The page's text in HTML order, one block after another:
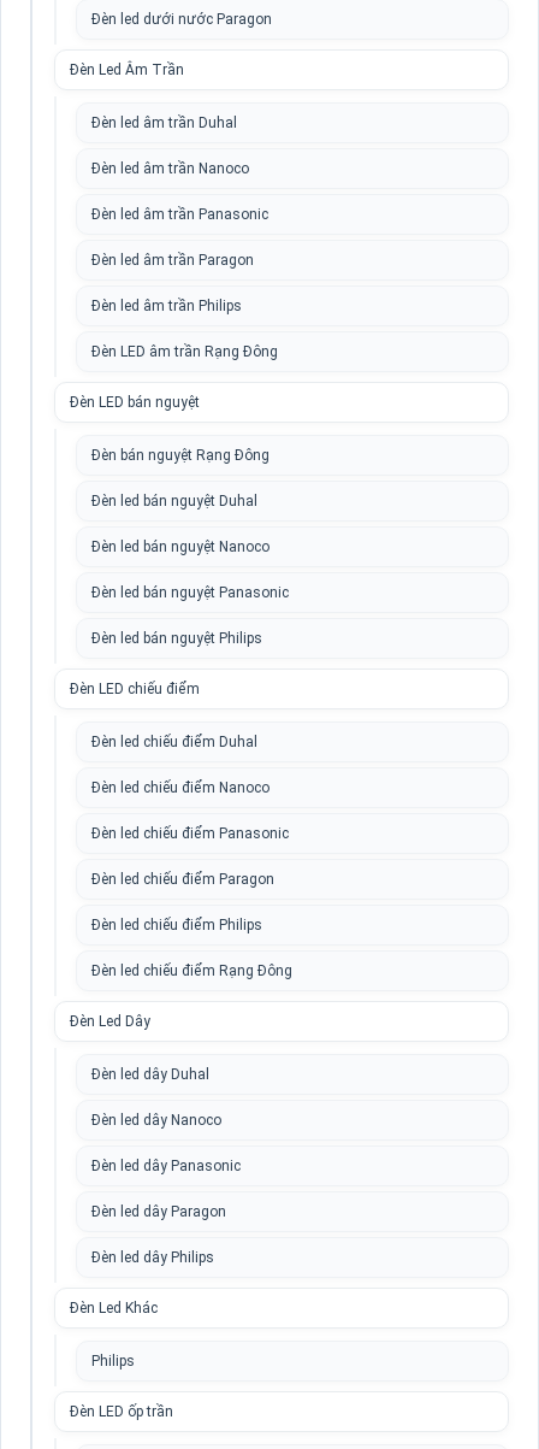
Đèn led dưới nước Paragon
Đèn Led Âm Trần
Đèn led âm trần Duhal
Đèn led âm trần Nanoco
Đèn led âm trần Panasonic
Đèn led âm trần Paragon
Đèn led âm trần Philips
Đèn LED âm trần Rạng Đông
Đèn LED bán nguyệt
Đèn bán nguyệt Rạng Đông
Đèn led bán nguyệt Duhal
Đèn led bán nguyệt Nanoco
Đèn led bán nguyệt Panasonic
Đèn led bán nguyệt Philips
Đèn LED chiếu điểm
Đèn led chiếu điểm Duhal
Đèn led chiếu điểm Nanoco
Đèn led chiếu điểm Panasonic
Đèn led chiếu điểm Paragon
Đèn led chiếu điểm Philips
Đèn led chiếu điểm Rạng Đông
Đèn Led Dây
Đèn led dây Duhal
Đèn led dây Nanoco
Đèn led dây Panasonic
Đèn led dây Paragon
Đèn led dây Philips
Đèn Led Khác
Philips
Đèn LED ốp trần